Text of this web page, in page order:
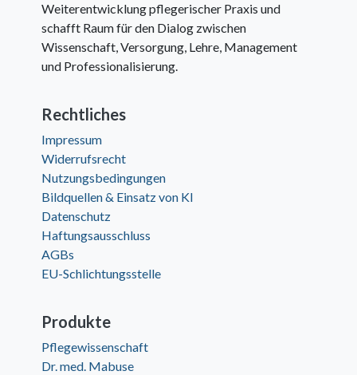
Weiterentwicklung pflegerischer Praxis und
schafft Raum für den Dialog zwischen
Wissenschaft, Versorgung, Lehre, Management
und Professionalisierung.
Rechtliches
Impressum
Widerrufsrecht
Nutzungsbedingungen
Bildquellen & Einsatz von KI
Datenschutz
Haftungsausschluss
AGBs
EU-Schlichtungsstelle
Produkte
Pflegewissenschaft
Dr. med. Mabuse